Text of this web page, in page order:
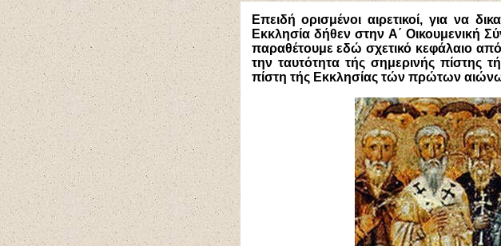
Επειδή ορισμένοι αιρετικοί, για να
Εκκλησία δήθεν στην Α΄ Οικουμενική
παραθέτουμε εδώ σχετικό κεφάλαιο
την ταυτότητα τής σημερινής πίστης
πίστη τής Εκκλησίας τών πρώτων